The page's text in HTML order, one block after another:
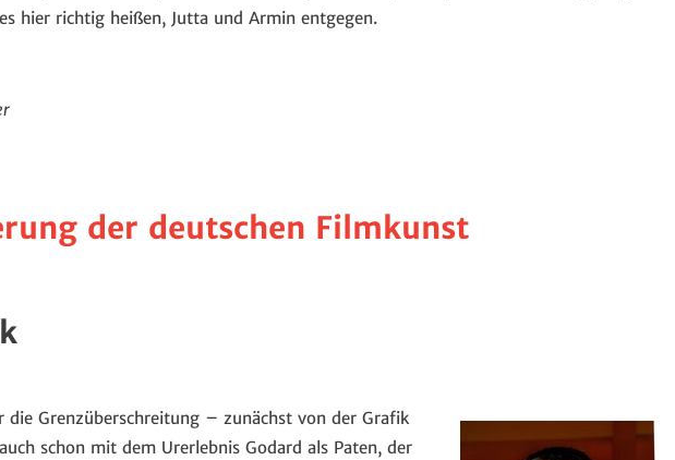
hier richtig heißen, Jutta und Armin entgegen.
der deutschen Filmkunst
die Grenzüberschreitung – zunächst von der Grafik
schon mit dem Urerlebnis Godard als Paten, der